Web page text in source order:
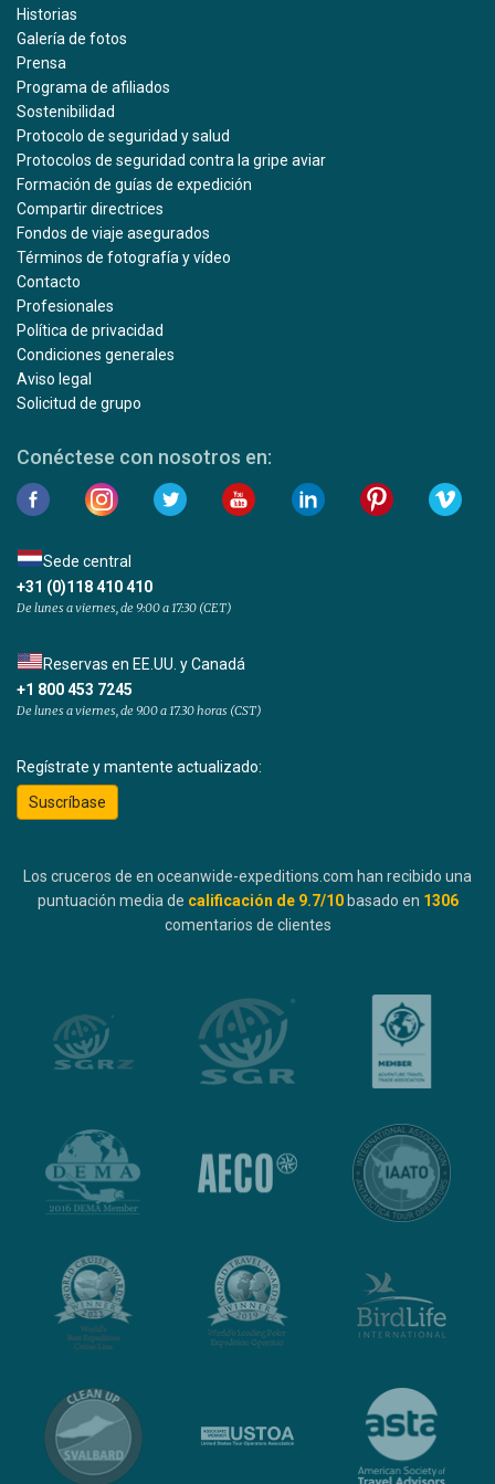
Historias
Galería de fotos
Prensa
Programa de afiliados
Sostenibilidad
Protocolo de seguridad y salud
Protocolos de seguridad contra la gripe aviar
Formación de guías de expedición
Compartir directrices
Fondos de viaje asegurados
Términos de fotografía y vídeo
Contacto
Profesionales
Política de privacidad
Condiciones generales
Aviso legal
Solicitud de grupo
Conéctese con nosotros en:
Sede central
+31 (0)118 410 410
De lunes a viernes, de 9:00 a 17:30 (CET)
Reservas en EE.UU. y Canadá
+1 800 453 7245
De lunes a viernes, de 9.00 a 17.30 horas (CST)
Regístrate y mantente actualizado:
Suscríbase
Los cruceros de en oceanwide-expeditions.com han recibido una
puntuación media de calificación de 9.7/10 basado en 1306
comentarios de clientes